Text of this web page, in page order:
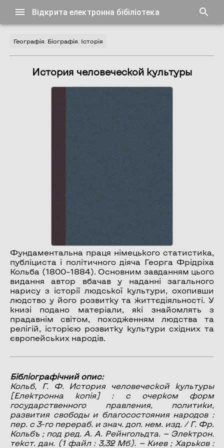
Відкрита електронна бібіліотека
Географія. Біографія. Історія
История человеческой культуры
Фундаментальна праця німецького статистика,
публіциста і політичного діяча Георга Фрідріха
Кольба (1800–1884). Основним завданням цього
видання автор вбачав у наданні загального
нарису з історії людської культури, охопивши
людство у його розвитку та життєдіяльності. У
книзі подано матеріали, які знайомлять з
прадавнім світом, походженням людства та
релігій, історією розвитку культури східних та
європейських народів.
Бібліографічний опис:
Кольб, Г. Ф. История человеческой культуры
[Електронна копія] : с очерком форм
государственного правления, политики,
развития свободы и благосостояния народов :
пер. с 3-го перераб. и знач. доп. нем. изд. / Г. Фр.
Кольбъ ; под ред. А. А. Рейнгольдта. — Электрон.
текст. дан. (1 файл : 3,32 Мб). — Киев ; Харьков :